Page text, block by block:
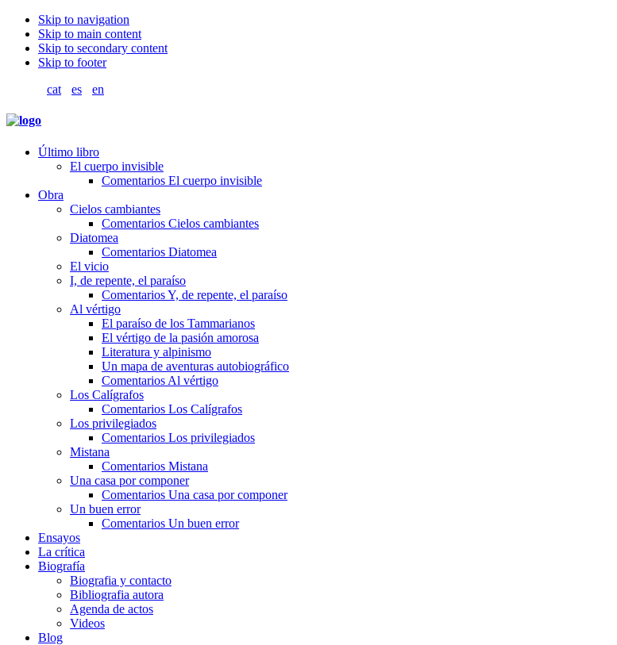
Skip to navigation
Skip to main content
Skip to secondary content
Skip to footer
cat
es en
Último libro
El cuerpo invisible
Comentarios El cuerpo invisible
Obra
Cielos cambiantes
Comentarios Cielos cambiantes
Diatomea
Comentarios Diatomea
El vicio
I, de repente, el paraíso
Comentarios Y, de repente, el paraíso
Al vértigo
El paraíso de los Tammarianos
El vértigo de la pasión amorosa
Literatura y alpinismo
Un mapa de aventuras autobiográfico
Comentarios Al vértigo
Los Calígrafos
Comentarios Los Calígrafos
Los privilegiados
Comentarios Los privilegiados
Mistana
Comentarios Mistana
Una casa por componer
Comentarios Una casa por componer
Un buen error
Comentarios Un buen error
Ensayos
La crítica
Biografía
Biografia y contacto
Bibliografia autora
Agenda de actos
Videos
Blog